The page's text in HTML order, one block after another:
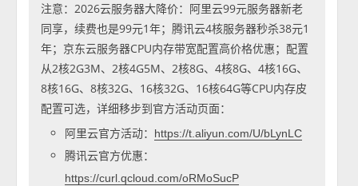
注意：2026云服务器大降价：阿里云99元服务器新老
同享，续费也是99元1年；腾讯云4核服务器秒杀38元1
年；京东云服务器CPU内存带宽配置高价格优惠；配置
从2核2G3M、2核4G5M、2核8G、4核8G、4核16G、
8核16G、8核32G、16核32G、16核64G等CPU内存皮
配置可选，详细移步到官方活动页面：
阿里云官方活动：
https://t.aliyun.com/U/bLynLC
腾讯云官方优惠：
https://curl.qcloud.com/oRMoSucP